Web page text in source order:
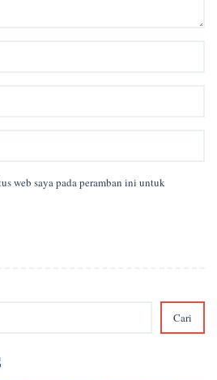
web saya pada peramban ini untuk
Cari